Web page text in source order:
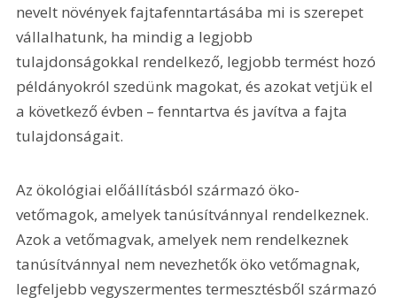
nevelt növények fajtafenntartásába mi is szerepet
vállalhatunk, ha mindig a legjobb
tulajdonságokkal rendelkező, legjobb termést hozó
példányokról szedünk magokat, és azokat vetjük el
a következő évben – fenntartva és javítva a fajta
tulajdonságait.
Az ökológiai előállításból származó öko-
vetőmagok, amelyek tanúsítvánnyal rendelkeznek.
Azok a vetőmagvak, amelyek nem rendelkeznek
tanúsítvánnyal nem nevezhetők öko vetőmagnak,
legfeljebb vegyszermentes termesztésből származó